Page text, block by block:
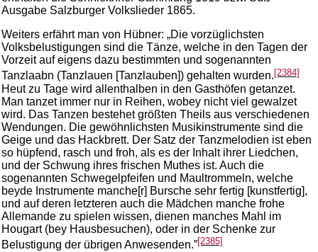
Ausgabe Salzburger Volkslieder 1865.
Weiters erfährt man von Hübner: „Die vorzüglichsten
Volksbelustigungen sind die Tänze, welche in den Tagen der
Vorzeit auf eigens dazu bestimmten und sogenannten
Tanzlaabn (Tanzlauen [Tanzlauben]) gehalten wurden.[2384]
Heut zu Tage wird allenthalben in den Gasthöfen getanzet.
Man tanzet immer nur in Reihen, wobey nicht viel gewalzet
wird. Das Tanzen bestehet größten Theils aus verschiedenen
Wendungen. Die gewöhnlichsten Musikinstrumente sind die
Geige und das Hackbrett. Der Satz der Tanzmelodien ist eben
so hüpfend, rasch und froh, als es der Inhalt ihrer Liedchen,
und der Schwung ihres frischen Muthes ist. Auch die
sogenannten Schwegelpfeifen und Maultrommeln, welche
beyde Instrumente manche[r] Bursche sehr fertig [kunstfertig],
und auf deren letzteren auch die Mädchen manche frohe
Allemande zu spielen wissen, dienen manches Mahl im
Hougart (bey Hausbesuchen), oder in der Schenke zur
Belustigung der übrigen Anwesenden.”[2385]